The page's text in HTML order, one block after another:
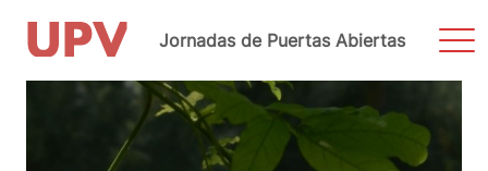
Jornadas de Puertas Abiertas